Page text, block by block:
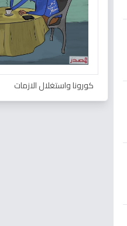
كورونا واستغلال الازمات